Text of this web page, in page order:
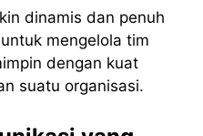
dinamis dan penuh
mengelola tim
dengan kuat
suatu organisasi.